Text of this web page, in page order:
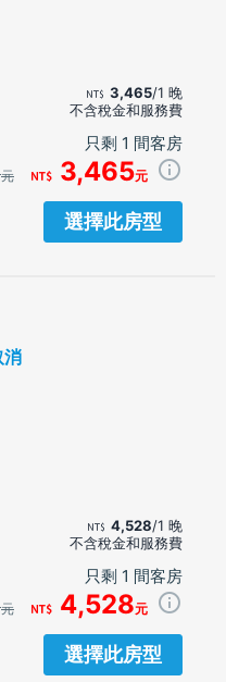
3,465/1 晚
不含稅金和服務費
只剩 1 間客房
元 3,465元
選擇此房型
消
4,528/1 晚
不含稅金和服務費
只剩 1 間客房
元 4,528元
選擇此房型